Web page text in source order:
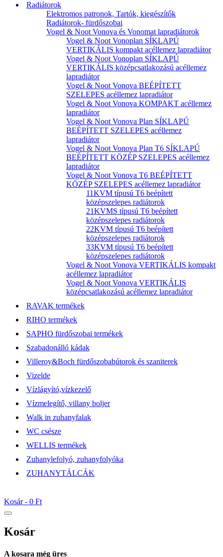
Radiátorok
Elektromos patronok, Tartók, kiegészítők
Radiátorok- fürdőszobai
Vogel & Noot Vonova és Vonomat lapradiátorok
Vogel & Noot Vonoplan SÍKLAPÚ
VERTIKÁLIS kompakt acéllemez lapradiátor
Vogel & Noot Vonoplan SÍKLAPÚ
VERTIKÁLIS középcsatlakozású acéllemez
lapradiátor
Vogel & Noot Vonova BEÉPÍTETT
SZELEPES acéllemez lapradiátor
Vogel & Noot Vonova KOMPAKT acéllemez
lapradiátor
Vogel & Noot Vonova Plan SÍKLAPÚ
BEÉPÍTETT SZELEPES acéllemez
lapradiátor
Vogel & Noot Vonova Plan T6 SÍKLAPÚ
BEÉPÍTETT KÖZÉP SZELEPES acéllemez
lapradiátor
Vogel & Noot Vonova T6 BEÉPÍTETT
KÖZÉP SZELEPES acéllemez lapradiátor
11KVM típusú T6 beépített
középszelepes radiátorok
21KVMS típusú T6 beépített
középszelepes radiátorok
22KVM típusú T6 beépített
középszelepes radiátorok
33KVM típusú T6 beépített
középszelepes radiátorok
Vogel & Noot Vonova VERTIKÁLIS kompakt
acéllemez lapradiátor
Vogel & Noot Vonova VERTIKÁLIS
középcsatlakozású acéllemez lapradiátor
RAVAK termékek
RIHO termékek
SAPHO fürdőszobai termékek
Szabadonálló kádak
Villeroy&Boch fürdőszobabútorok és szaniterek
Vizelde
Vízlágyító,vízkezelő
Vízmelegítő, villany boljer
Walk in zuhanyfalak
WC csésze
WELLIS termékek
Zuhanylefolyó, zuhanyfolyóka
ZUHANYTÁLCÁK
Kosár - 0 Ft
Kosár
A kosara még üres